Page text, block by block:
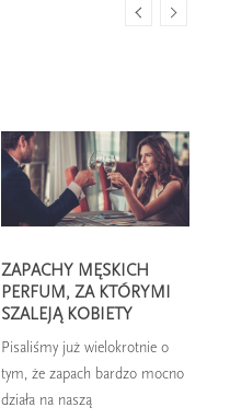
ZAPACHY MĘSKICH
PERFUM, ZA KTÓRYMI
SZALEJĄ KOBIETY
Pisaliśmy już wielokrotnie o
tym, że zapach bardzo mocno
działa na naszą